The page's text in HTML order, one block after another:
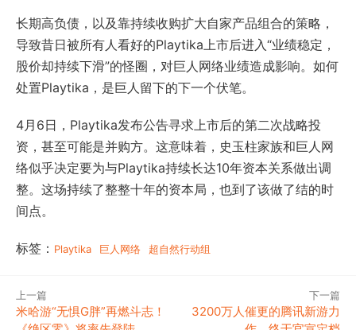
长期高负债，以及靠持续收购扩大自家产品组合的策略，
导致昔日被所有人看好的Playtika上市后进入“业绩稳定，
股价却持续下滑”的怪圈，对巨人网络业绩造成影响。如何
处置Playtika，是巨人留下的下一个伏笔。
4月6日，Playtika发布公告寻求上市后的第二次战略投
资，甚至可能是并购方。这意味着，史玉柱家族和巨人网
络似乎决定要为与Playtika持续长达10年资本关系做出调
整。这场持续了整整十年的资本局，也到了该做了结的时
间点。
标签： Playtika 巨人网络 超自然行动组
上一篇
米哈游“无惧G胖”再燃斗志！
下一篇
3200万人催更的腾讯新游力